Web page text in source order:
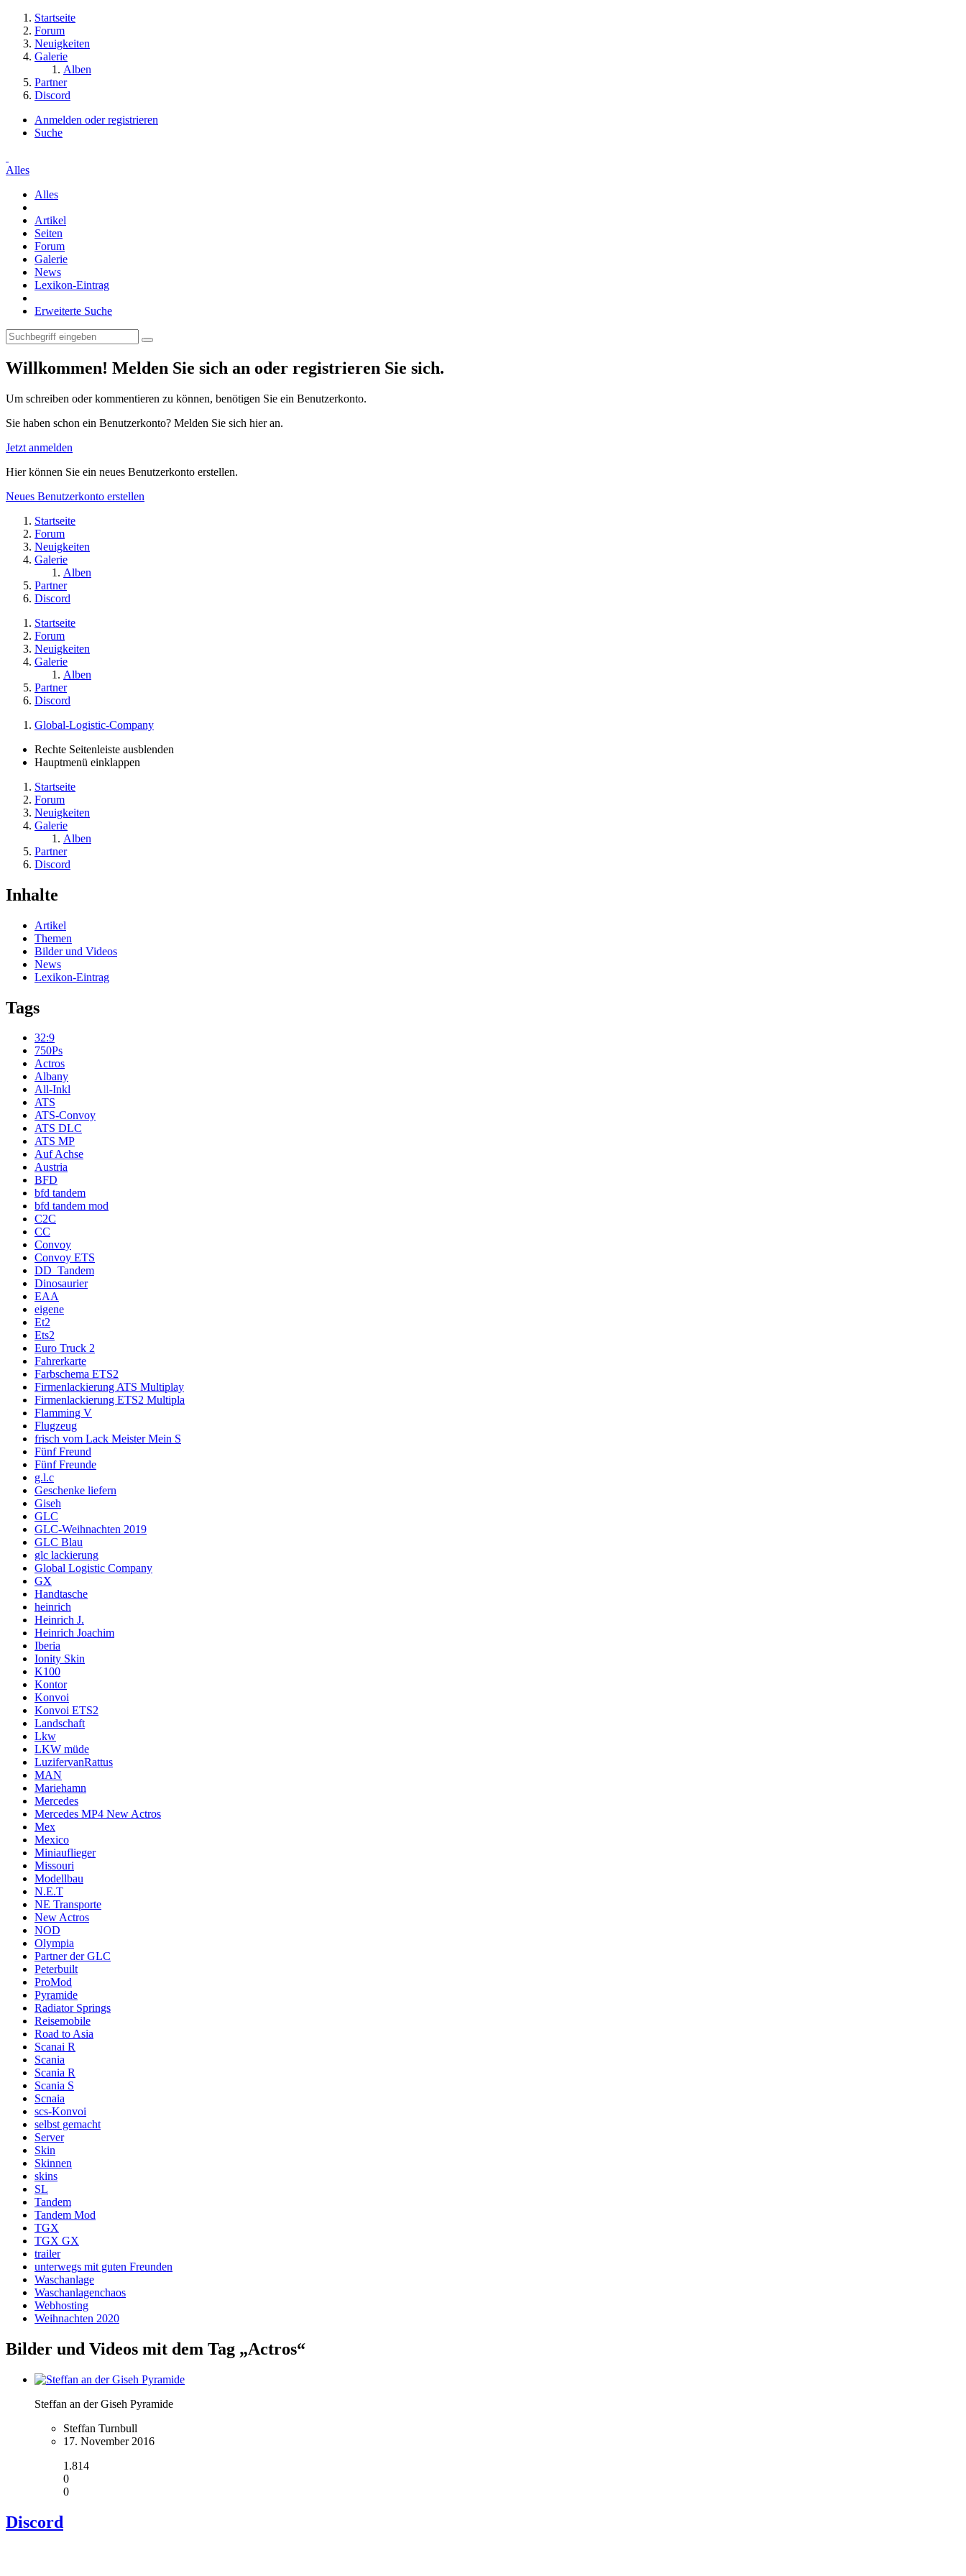
Startseite
Forum
Neuigkeiten
Galerie
Alben
Partner
Discord
Anmelden oder registrieren
Suche
Alles
Alles
Artikel
Seiten
Forum
Galerie
News
Lexikon-Eintrag
Erweiterte Suche
Willkommen! Melden Sie sich an oder registrieren Sie sich.
Um schreiben oder kommentieren zu können, benötigen Sie ein Benutzerkonto.
Sie haben schon ein Benutzerkonto? Melden Sie sich hier an.
Jetzt anmelden
Hier können Sie ein neues Benutzerkonto erstellen.
Neues Benutzerkonto erstellen
Startseite
Forum
Neuigkeiten
Galerie
Alben
Partner
Discord
Startseite
Forum
Neuigkeiten
Galerie
Alben
Partner
Discord
Global-Logistic-Company
Rechte Seitenleiste ausblenden
Hauptmenü einklappen
Startseite
Forum
Neuigkeiten
Galerie
Alben
Partner
Discord
Inhalte
Artikel
Themen
Bilder und Videos
News
Lexikon-Eintrag
Tags
32:9
750Ps
Actros
Albany
All-Inkl
ATS
ATS-Convoy
ATS DLC
ATS MP
Auf Achse
Austria
BFD
bfd tandem
bfd tandem mod
C2C
CC
Convoy
Convoy ETS
DD_Tandem
Dinosaurier
EAA
eigene
Et2
Ets2
Euro Truck 2
Fahrerkarte
Farbschema ETS2
Firmenlackierung ATS Multiplay
Firmenlackierung ETS2 Multipla
Flamming V
Flugzeug
frisch vom Lack Meister Mein S
Fünf Freund
Fünf Freunde
g.l.c
Geschenke liefern
Giseh
GLC
GLC-Weihnachten 2019
GLC Blau
glc lackierung
Global Logistic Company
GX
Handtasche
heinrich
Heinrich J.
Heinrich Joachim
Iberia
Ionity Skin
K100
Kontor
Konvoi
Konvoi ETS2
Landschaft
Lkw
LKW müde
LuzifervanRattus
MAN
Mariehamn
Mercedes
Mercedes MP4 New Actros
Mex
Mexico
Miniauflieger
Missouri
Modellbau
N.E.T
NE Transporte
New Actros
NOD
Olympia
Partner der GLC
Peterbuilt
ProMod
Pyramide
Radiator Springs
Reisemobile
Road to Asia
Scanai R
Scania
Scania R
Scania S
Scnaia
scs-Konvoi
selbst gemacht
Server
Skin
Skinnen
skins
SL
Tandem
Tandem Mod
TGX
TGX GX
trailer
unterwegs mit guten Freunden
Waschanlage
Waschanlagenchaos
Webhosting
Weihnachten 2020
Bilder und Videos mit dem Tag „Actros“
Steffan an der Giseh Pyramide
Steffan Turnbull
17. November 2016
1.814
0
0
Discord